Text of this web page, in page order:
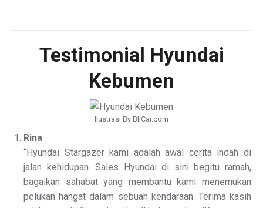
Testimonial Hyundai
Kebumen
Ilustrasi By BliCar.com
Rina
“Hyundai Stargazer kami adalah awal cerita indah di
jalan kehidupan. Sales Hyundai di sini begitu ramah,
bagaikan sahabat yang membantu kami menemukan
pelukan hangat dalam sebuah kendaraan. Terima kasih